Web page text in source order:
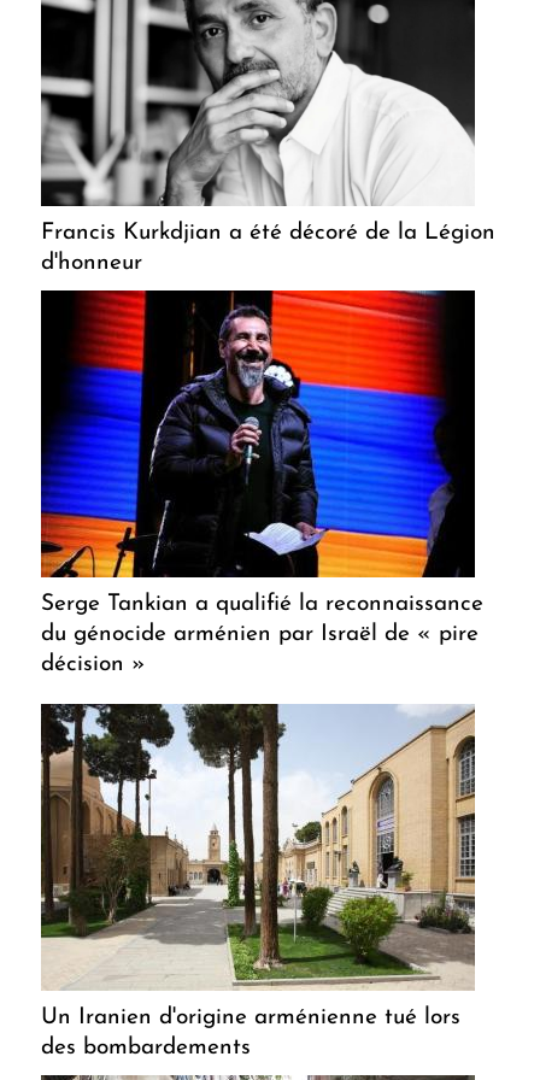
Francis Kurkdjian a été décoré de la Légion
d'honneur
Serge Tankian a qualifié la reconnaissance
du génocide arménien par Israël de « pire
décision »
Un Iranien d'origine arménienne tué lors
des bombardements